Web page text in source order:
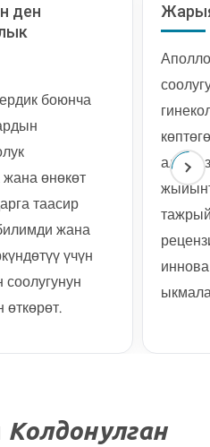
байланыштуу
депрессияны
жүрөк ден
миомасын
калуу үчүн
көбүнчө
2.
Кесар
же
пайда:
ден
боюнча
өнөкөт
таасир
жана
үчүн
соолугунун
өткөрөт.
алар
Колдонулган